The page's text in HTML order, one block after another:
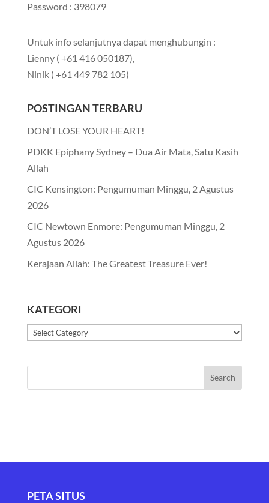
Password : 398079
Untuk info selanjutnya dapat menghubungin :
Lienny ( +61 416 050187),
Ninik ( +61 449 782 105)
POSTINGAN TERBARU
DON’T LOSE YOUR HEART!
PDKK Epiphany Sydney – Dua Air Mata, Satu Kasih
Allah
CIC Kensington: Pengumuman Minggu, 2 Agustus
2026
CIC Newtown Enmore: Pengumuman Minggu, 2
Agustus 2026
Kerajaan Allah: The Greatest Treasure Ever!
KATEGORI
Kategori
PETA SITUS